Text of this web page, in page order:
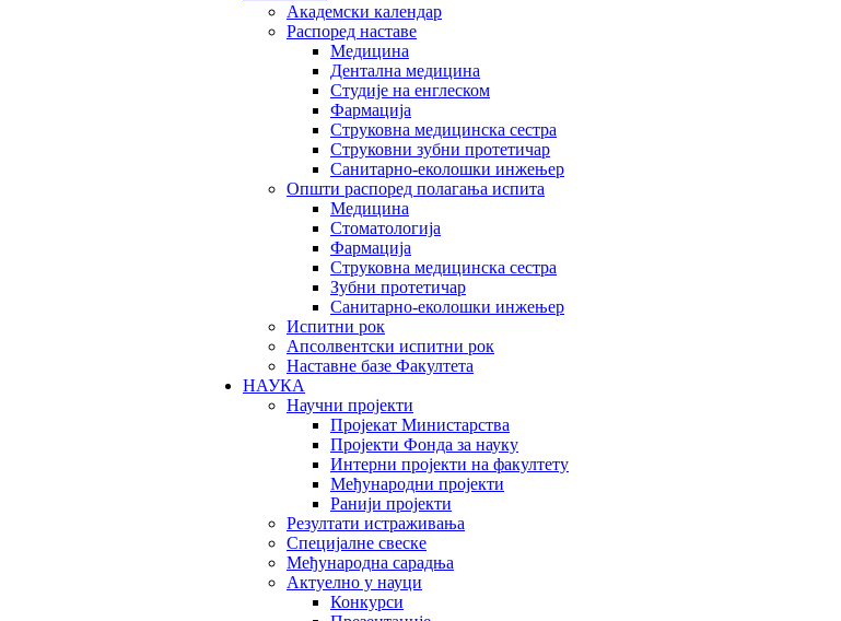
Академски календар
Распоред наставе
Медицина
Дентална медицина
Студије на енглеском
Фармација
Струковна медицинска сестра
Струковни зубни протетичар
Санитарно-еколошки инжењер
Општи распоред полагања испита
Медицина
Стоматологија
Фармација
Струковна медицинска сестра
Зубни протетичар
Санитарно-еколошки инжењер
Испитни рок
Апсолвентски испитни рок
Наставне базе Факултета
НАУКА
Научни пројекти
Пројекат Министарства
Пројекти Фонда за науку
Интерни пројекти на факултету
Међународни пројекти
Ранији пројекти
Резултати истраживања
Специјалне свеске
Међународна сарадња
Актуелно у науци
Конкурси